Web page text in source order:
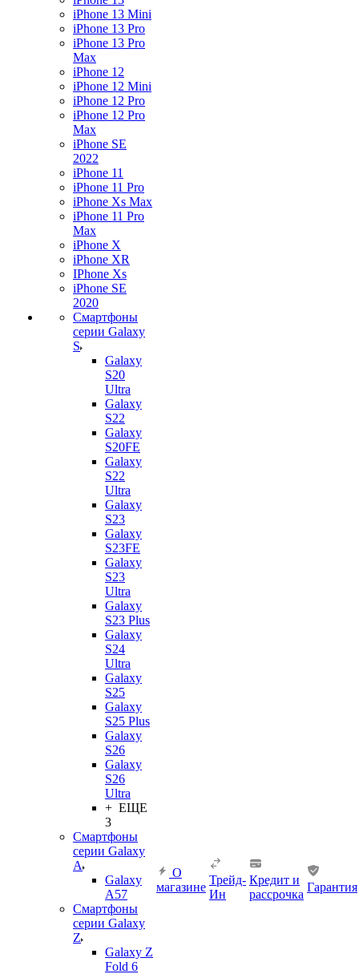
iPhone 13 Mini
iPhone 13 Pro
iPhone 13 Pro
Max
iPhone 12
iPhone 12 Mini
iPhone 12 Pro
iPhone 12 Pro
Max
iPhone SE
2022
iPhone 11
iPhone 11 Pro
iPhone Xs Max
iPhone 11 Pro
Max
iPhone X
iPhone XR
IPhone Xs
iPhone SE
2020
Смартфоны
серии Galaxy
S
Galaxy
S20
Ultra
Galaxy
S22
Galaxy
S20FE
Galaxy
S22
Ultra
Galaxy
S23
Galaxy
S23FE
Galaxy
S23
Ultra
Galaxy
S23 Plus
Galaxy
S24
Ultra
Galaxy
S25
Galaxy
S25 Plus
Galaxy
S26
Galaxy
S26
Ultra
+ ЕЩЕ
3
Смартфоны
серии Galaxy
A
Galaxy
A57
Смартфоны
серии Galaxy
Z
Galaxy Z
Fold 6
О
магазине
Трейд-
Ин
Кредит и
рассрочка
Гарантия